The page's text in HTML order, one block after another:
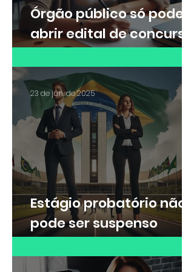
Órgão público só pode
abrir edital de concurso
externo após concurso
de remoção interno
Estágio probatório não
pode ser suspenso
durante período de
licença para
23 de jun. de 2025